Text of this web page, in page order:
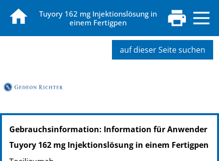
Tuyory 162 mg Injektionslösung in
einem Fertigpen
auf dieser Seite suchen
PZN: 20634706
PPN: 112063470653
PZN: 20634770
Gebrauchsinformation: Information für Anwender
Tuyory 162 mg Injektionslösung in einem Fertigpen